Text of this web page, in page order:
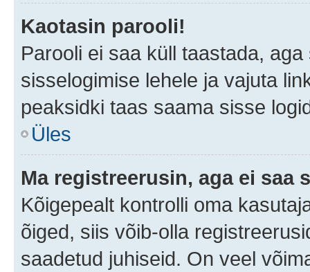
Kaotasin parooli!
Parooli ei saa küll taastada,
sisselogimise lehele ja vajuta
peaksidki taas saama sisse
Üles
Ma registreerusin, aga ei saa
Kõigepealt kontrolli oma
õiged, siis võib-olla
saadetud juhiseid. On veel